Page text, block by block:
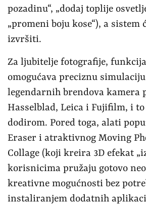
pozadinu“, „dodaj toplije
„promeni boju kose“), a sistem
izvršiti.
Za ljubitelje fotografije,
omogućava preciznu
legendarnih brendova kamera
Hasselblad, Leica i Fujifilm, i
dodirom. Pored toga, alati
Eraser i atraktivnog Moving
Collage (koji kreira 3D efekat
korisnicima pružaju gotovo
kreativne mogućnosti bez
instaliranjem dodatnih